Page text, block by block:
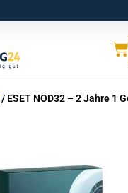
/ ESET NOD32 – 2 Jahre 1